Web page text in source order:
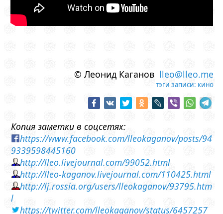
© Леонид Каганов lleo@lleo.me
тэги записи: кино
Копия заметки в соцсетях:
https://www.facebook.com/lleokaganov/posts/94
9339598445160
http://lleo.livejournal.com/99052.html
http://lleo-kaganov.livejournal.com/110425.html
http://lj.rossia.org/users/lleokaganov/93795.htm
l
https://twitter.com/lleokaganov/status/6457257